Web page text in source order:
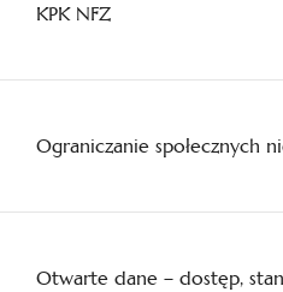
KPK NFZ
Ograniczanie społecznych
Otwarte dane – dostęp,